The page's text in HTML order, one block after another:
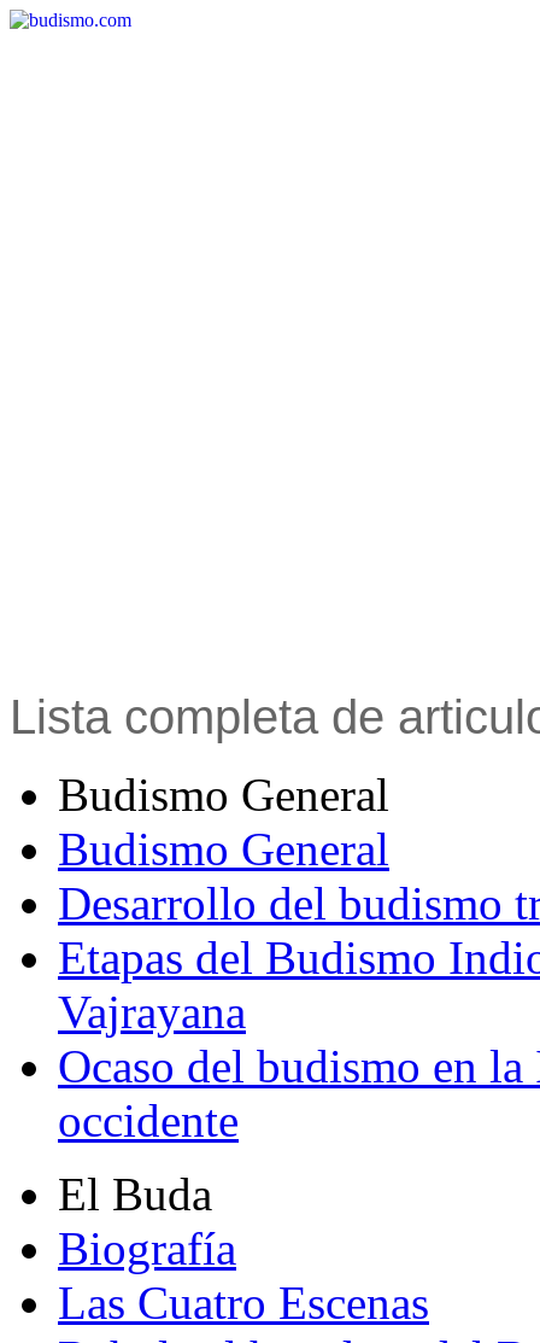
Lista completa de
Budismo General
Budismo General
Desarrollo del budismo
Etapas del Budismo
Vajrayana
Ocaso del budismo en
occidente
El Buda
Biografía
Las Cuatro Escenas